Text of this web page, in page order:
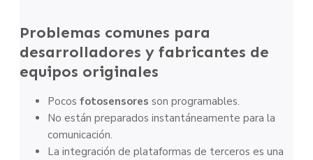
Problemas comunes para
desarrolladores y fabricantes de
equipos originales
Pocos fotosensores son programables.
No están preparados instantáneamente para la
comunicación.
La integración de plataformas de terceros es una